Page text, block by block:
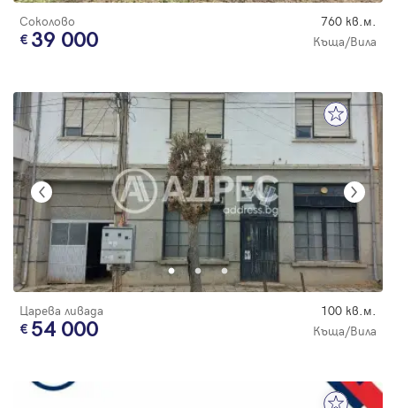
Соколово 760 кв.м.
39 000 Къща/Вила
Царева ливада 100 кв.м.
54 000 Къща/Вила